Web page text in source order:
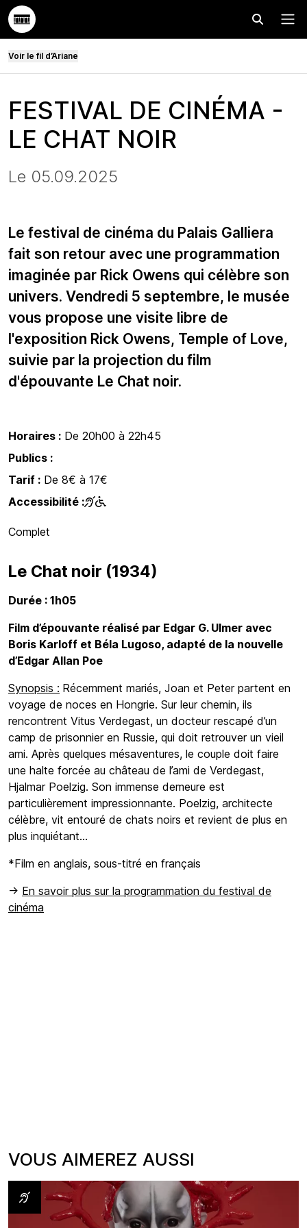
Voir le fil d’Ariane
FESTIVAL DE CINÉMA -
LE CHAT NOIR
Le 05.09.2025
Le festival de cinéma du Palais Galliera
fait son retour avec une programmation
imaginée par Rick Owens qui célèbre son
univers. Vendredi 5 septembre, le musée
vous propose une visite libre de
l'exposition Rick Owens, Temple of Love,
suivie par la projection du film
d'épouvante Le Chat noir.
Horaires : De 20h00 à 22h45
Publics :
Tarif : De 8€ à 17€
Accessibilité :
Complet
Le Chat noir (1934)
Durée : 1h05
Film d’épouvante réalisé par Edgar G. Ulmer avec
Boris Karloff et Béla Lugoso, adapté de la nouvelle
d’Edgar Allan Poe
Synopsis : Récemment mariés, Joan et Peter partent en
voyage de noces en Hongrie. Sur leur chemin, ils
rencontrent Vitus Verdegast, un docteur rescapé d’un
camp de prisonnier en Russie, qui doit retrouver un vieil
ami. Après quelques mésaventures, le couple doit faire
une halte forcée au château de l’ami de Verdegast,
Hjalmar Poelzig. Son immense demeure est
particulièrement impressionnante. Poelzig, architecte
célèbre, vit entouré de chats noirs et revient de plus en
plus inquiétant…
*Film en anglais, sous-titré en français
-> En savoir plus sur la programmation du festival de
cinéma
VOUS AIMEREZ AUSSI